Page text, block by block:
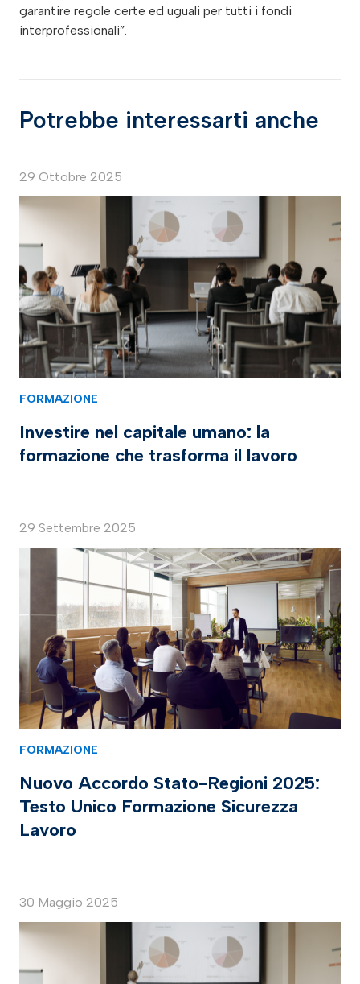
garantire regole certe ed uguali per tutti i fondi
interprofessionali”.
Potrebbe interessarti anche
29 Ottobre 2025
FORMAZIONE
Investire nel capitale umano: la
formazione che trasforma il lavoro
29 Settembre 2025
FORMAZIONE
Nuovo Accordo Stato-Regioni 2025:
Testo Unico Formazione Sicurezza
Lavoro
30 Maggio 2025